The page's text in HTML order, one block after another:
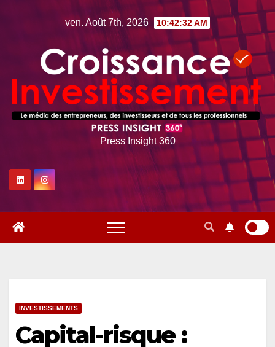
ven. Août 7th, 2026 10:42:33 AM
Press Insight 360
INVESTISSEMENTS
Capital-risque :